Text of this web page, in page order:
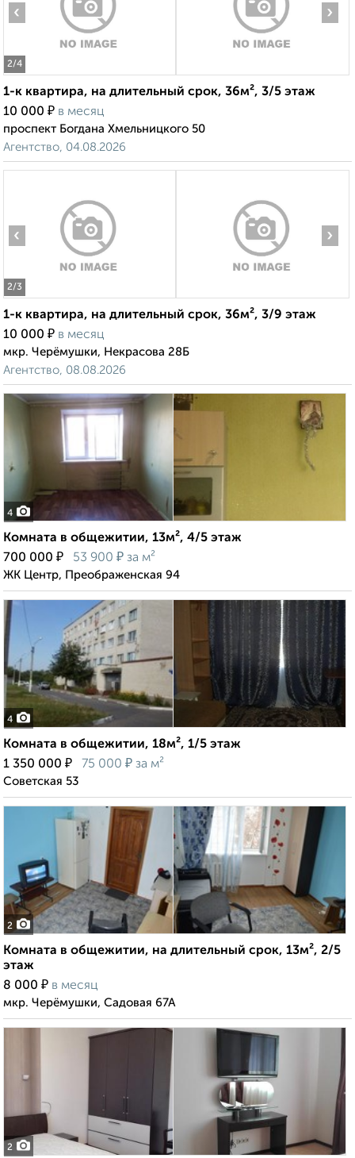
2/4
‹ ›
1-к квартира, на длительный срок, 36м², 3/5 этаж
10 000 ₽ в месяц
проспект Богдана Хмельницкого 50
Агентство, 04.08.2026
2/3
‹ ›
1-к квартира, на длительный срок, 36м², 3/9 этаж
10 000 ₽ в месяц
мкр. Черёмушки, Некрасова 28Б
Агентство, 08.08.2026
4
Комната в общежитии, 13м², 4/5 этаж
700 000 ₽ 53 900 ₽ за м²
ЖК Центр, Преображенская 94
4
Комната в общежитии, 18м², 1/5 этаж
1 350 000 ₽ 75 000 ₽ за м²
Советская 53
2
Комната в общежитии, на длительный срок, 13м², 2/5
этаж
8 000 ₽ в месяц
мкр. Черёмушки, Садовая 67А
2